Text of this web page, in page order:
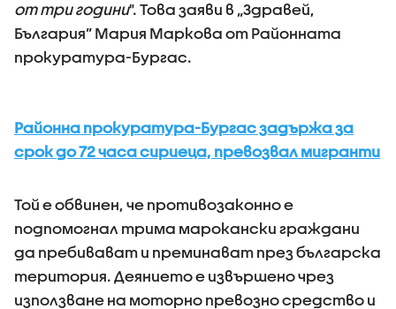
от три години". Това заяви в „Здравей,
България” Мария Маркова от Районната
прокуратура-Бургас.
Районна прокуратура-Бургас задържа за
срок до 72 часа сириеца, превозвал мигранти
Той е обвинен, че противозаконно е
подпомогнал трима марокански граждани
да пребивават и преминават през българска
територия. Деянието е извършено чрез
използване на моторно превозно средство и